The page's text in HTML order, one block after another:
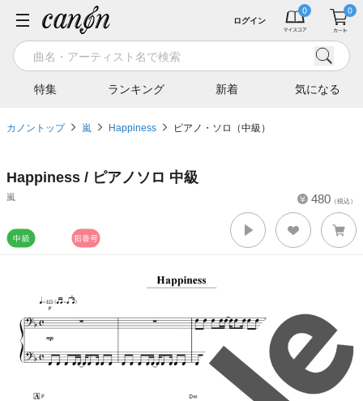
特集 ランキング 新着 気になる
ログイン
カノントップ 嵐 Happiness ピアノ・ソロ（中級）
Happiness / ピアノソロ 中級
嵐 480 （税込）